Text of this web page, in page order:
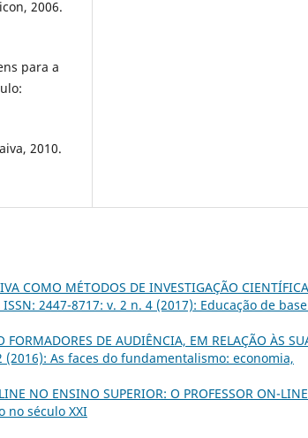
2006.
para a
2010.
COMO MÉTODOS DE INVESTIGAÇÃO
2447-8717: v. 2 n. 4 (2017): Educação de
DE AUDIÊNCIA, EM RELAÇÃO ÀS
(2016): As faces do fundamentalismo: economia,
NO ENSINO SUPERIOR: O PROFESSOR ON-LINE
no século XXI